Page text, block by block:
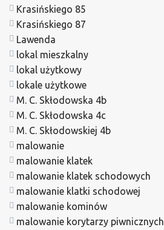
Krasińskiego 85
Krasińskiego 87
Lawenda
lokal mieszkalny
lokal użytkowy
lokale użytkowe
M. C. Skłodowska 4b
M. C. Skłodowska 4c
M. C. Skłodowskiej 4b
malowanie
malowanie klatek
malowanie klatek schodowych
malowanie klatki schodowej
malowanie kominów
malowanie korytarzy piwnicznych